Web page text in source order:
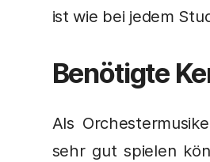
ist wie bei jedem
Benötigte
Als
sehr gut spielen